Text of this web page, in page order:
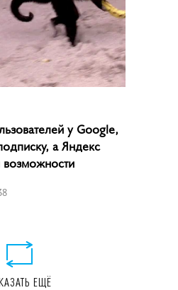
у Google,
а Яндекс
ЕЩЁ